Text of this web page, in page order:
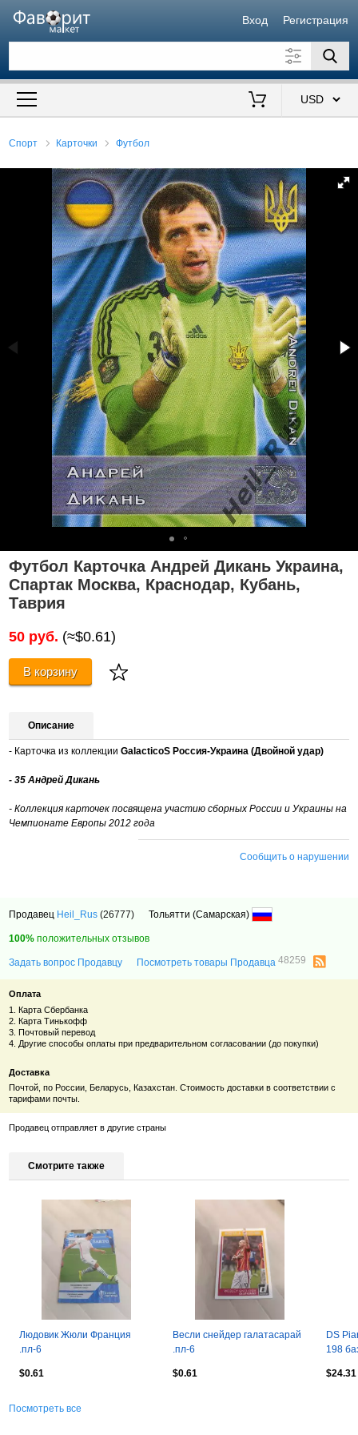
Вход Регистрация
Искать также в описании
Спорт Карточки Футбол
Футбол Карточка Андрей Дикань Украина,
Спартак Москва, Краснодар, Кубань,
Таврия
50 руб. (≈$0.61)
В корзину
Описание
- Карточка из коллекцииGalacticoS Россия-Украина (Двойной удар)
- 35 Андрей Дикань
- Коллекция карточек посвящена участию сборных России и Украины на
Чемпионате Европы 2012 года
Сообщить о нарушении
Продавец Heil_Rus (26777) Тольятти (Самарская)
100% положительных отзывов
Задать вопрос Продавцу Посмотреть товары Продавца48259
Оплата
1. Карта Сбербанка
2. Карта Тинькофф
3. Почтовый перевод
4. Другие способы оплаты при предварительном согласовании (до покупки)
Доставка
Почтой, по России, Беларусь, Казахстан. Стоимость доставки в соответствии с
тарифами почты.
Продавец отправляет в другие страны
Смотрите также
Людовик Жюли Франция
.пл-6
$0.61
Весли снейдер галатасарай
.пл-6
$0.61
DS
198
$24.31
Посмотреть все